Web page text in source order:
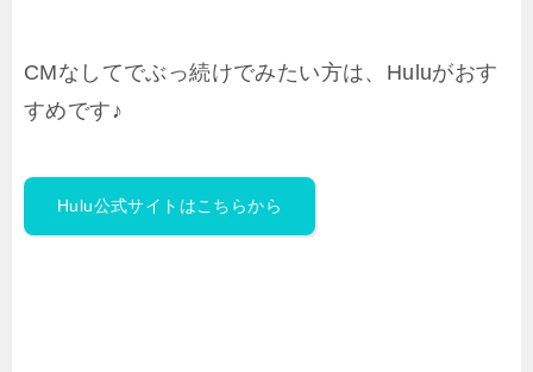
CMなしてでぶっ続けでみたい方は、Huluがおす
すめです♪
Hulu公式サイトはこちらから